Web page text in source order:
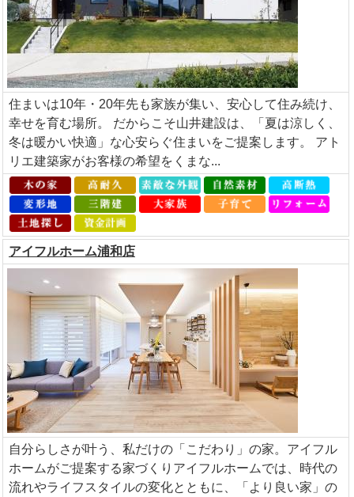
住まいは10年・20年先も家族が集い、安心して住み続け、
幸せを育む場所。 だからこそ山井建設は、「夏は涼しく、
冬は暖かい快適」な心安らぐ住まいをご提案します。 アト
リエ建築家がお客様の希望をくまな...
アイフルホーム浦和店
自分らしさが叶う、私だけの「こだわり」の家。アイフル
ホームがご提案する家づくりアイフルホームでは、時代の
流れやライフスタイルの変化とともに、「より良い家」の